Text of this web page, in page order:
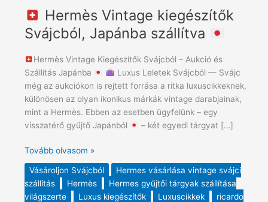
Hermès Vintage kiegészítők
Svájcból, Japánba szállítva
Hermès Vintage Kiegészítők Svájcból – Aukció és
Szállítás Japánba
Luxus Leletek Svájcból — Svájc
még az aukciókon is rejtett forrása a ritka luxuscikkeknek,
különösen az olyan ikonikus márkák vintage darabjainak,
mint a Hermès. Ebben az esetben ügyfelünk – egy
visszatérő gyűjtő Japánból
– két egyedi tárgyat […]
Tovább olvasom »
Vásároljon Svájcból
Hermes vásárlása vintage svájci
szállítás
Hermès
Hermes gyűjtői tárgyak szállítása
világszerte
Luxus kiegészítők Luxuscikkek
ricardo